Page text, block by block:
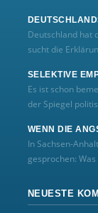
Deutschland hat
sucht die
SELEKTIVE
Es ist schon
der Spiegel
WENN DIE
In Sachsen-
gesprochen:
NEUESTE